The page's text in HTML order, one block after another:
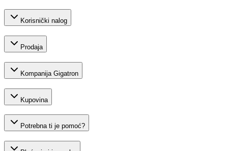
Korisnički nalog
Prodaja
Kompanija Gigatron
Kupovina
Potrebna ti je pomoć?